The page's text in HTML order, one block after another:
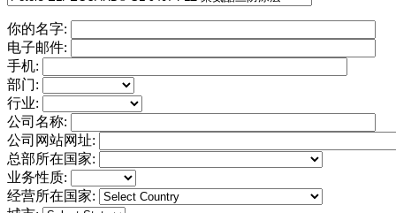
你的名字:
电子邮件:
手机:
部门:
行业:
公司名称:
公司网站网址:
总部所在国家:
业务性质:
经营所在国家: